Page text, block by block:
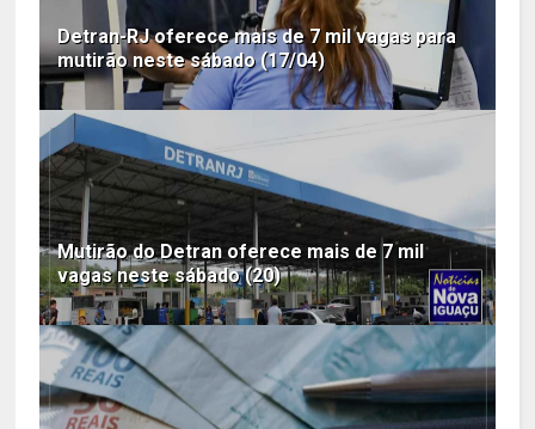
Detran-RJ oferece mais de 7 mil vagas para
mutirão neste sábado (17/04)
Mutirão do Detran oferece mais de 7 mil
vagas neste sábado (20)